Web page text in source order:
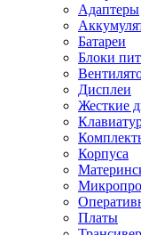
Адаптеры
Батареи
Блоки
Дисплеи
Жесткие
Корпуса
Платы